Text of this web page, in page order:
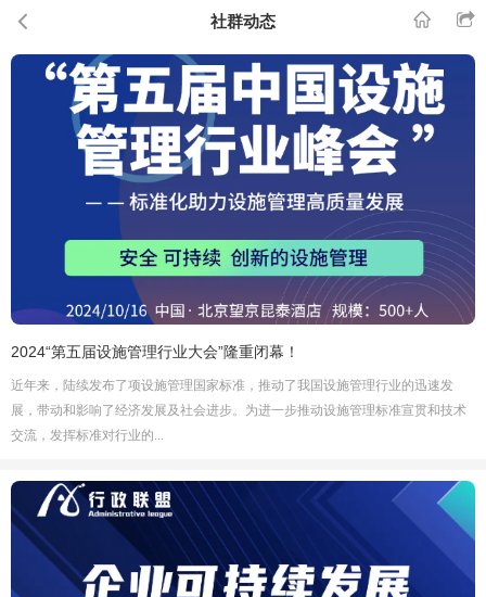
社群动态
2024“第五届设施管理行业大会”隆重闭幕！
近年来，陆续发布了项设施管理国家标准，推动了我国设施管理行业的迅速发
展，带动和影响了经济发展及社会进步。为进一步推动设施管理标准宣贯和技术
交流，发挥标准对行业的...